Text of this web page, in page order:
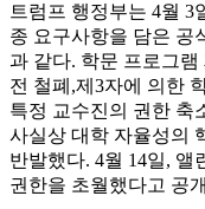
트럼프 행정부는 4월 3
종 요구사항을 담은 공
과 같다. 학문 프로그
전 철폐,제3자에 의한
특정 교수진의 권한 축
사실상 대학 자율성의
반발했다. 4월 14일, 앨
권한을 초월했다고 공